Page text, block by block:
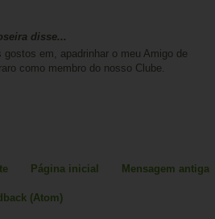
disse...
gostos em, apadrinhar o meu Amigo de
como membro do nosso Clube.
Mensagem antiga
Página inicial
(Atom)